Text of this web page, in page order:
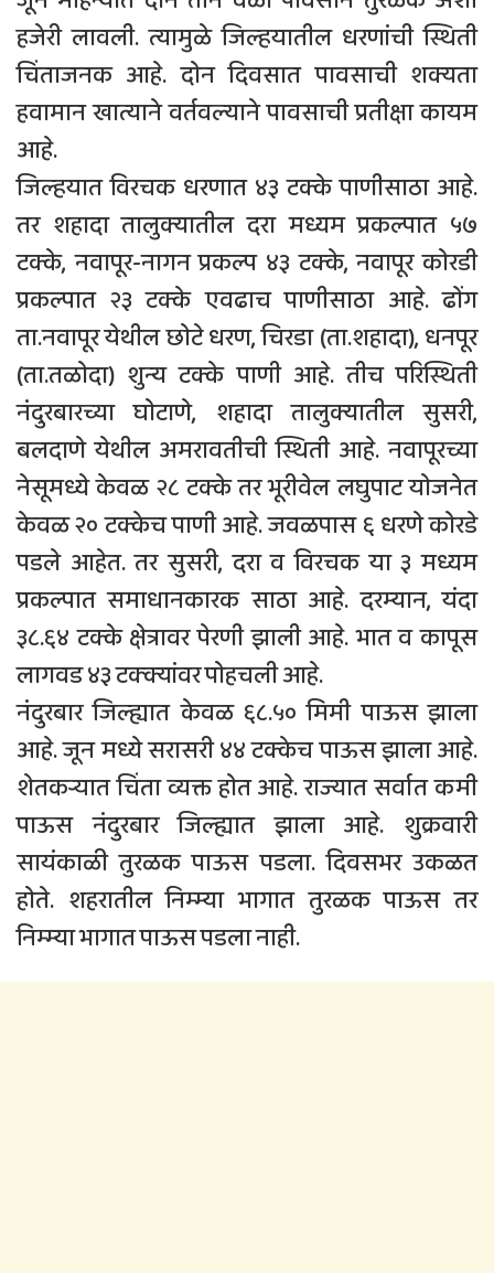
हजेरी लावली. त्यामुळे जिल्हयातील धरणांची स्थिती
चिंताजनक आहे. दोन दिवसात पावसाची शक्यता
हवामान खात्याने वर्तवल्याने पावसाची प्रतीक्षा कायम
आहे.
जिल्हयात विरचक धरणात ४३ टक्के पाणीसाठा आहे.
तर शहादा तालुक्यातील दरा मध्यम प्रकल्पात ५७
टक्के, नवापूर-नागन प्रकल्प ४३ टक्के, नवापूर कोरडी
प्रकल्पात २३ टक्के एवढाच पाणीसाठा आहे. ढोंग
ता.नवापूर येथील छोटे धरण, चिरडा (ता.शहादा), धनपूर
(ता.तळोदा) शुन्य टक्के पाणी आहे. तीच परिस्थिती
नंदुरबारच्या घोटाणे, शहादा तालुक्यातील सुसरी,
बलदाणे येथील अमरावतीची स्थिती आहे. नवापूरच्या
नेसूमध्ये केवळ २८ टक्के तर भूरीवेल लघुपाट योजनेत
केवळ २० टक्केच पाणी आहे. जवळपास ६ धरणे कोरडे
पडले आहेत. तर सुसरी, दरा व विरचक या ३ मध्यम
प्रकल्पात समाधानकारक साठा आहे. दरम्यान, यंदा
३८.६४ टक्के क्षेत्रावर पेरणी झाली आहे. भात व कापूस
लागवड ४३ टक्क्यांवर पोहचली आहे.
नंदुरबार जिल्ह्यात केवळ ६८.५० मिमी पाऊस झाला
आहे. जून मध्ये सरासरी ४४ टक्केच पाऊस झाला आहे.
शेतकर्‍यात चिंता व्यक्त होत आहे. राज्यात सर्वात कमी
पाऊस नंदुरबार जिल्ह्यात झाला आहे. शुक्रवारी
सायंकाळी तुरळक पाऊस पडला. दिवसभर उकळत
होते. शहरातील निम्म्या भागात तुरळक पाऊस तर
निम्म्या भागात पाऊस पडला नाही.